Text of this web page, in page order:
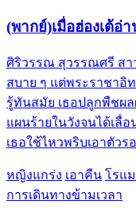
(พากย์)เมื่อฮ่องเต้อ่
ศิริวรรณ สุวรรณศรี สา
สบาย ๆ แต่พระราชาอิ
รู้ทันสมัย เธอปลูกพืชผ
แผนร้ายในวังจนได้เลื่
เธอใช้ไหวพริบเอาตัว
หญิงแกร่ง เอาคืน โรแ
การเดินทางข้ามเวลา